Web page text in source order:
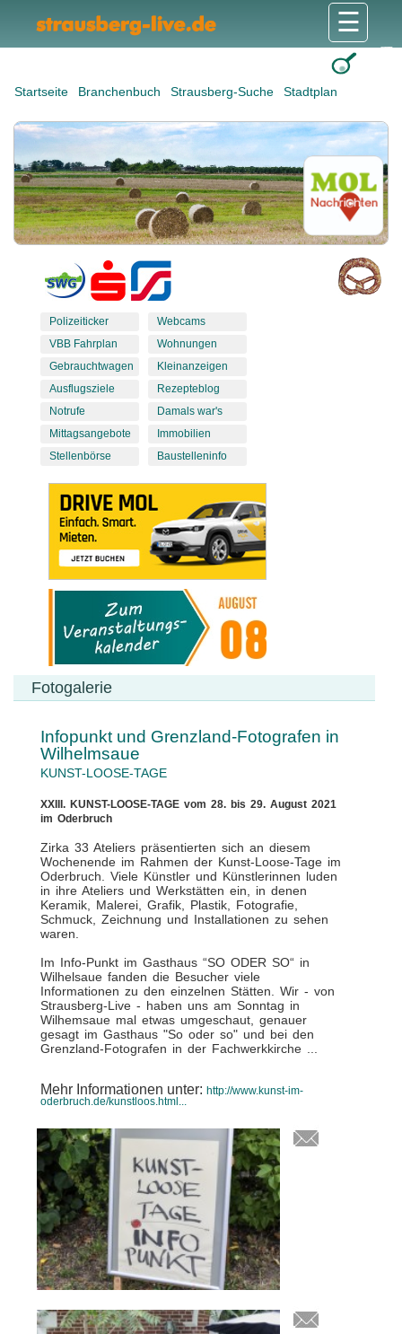
Startseite Branchenbuch Strausberg-Suche Stadtplan
☰
Polizeiticker
VBB Fahrplan
Gebrauchtwagen
Ausflugsziele
Notrufe
Mittagsangebote
Stellenbörse
Webcams
Wohnungen
Kleinanzeigen
Rezepteblog
Damals war's
Immobilien
Baustelleninfo
Fotogalerie
Infopunkt und Grenzland-Fotografen in
Wilhelmsaue
KUNST-LOOSE-TAGE
XXIII. KUNST-LOOSE-TAGE vom 28. bis 29. August 2021
im Oderbruch
Zirka 33 Ateliers präsentierten sich an diesem
Wochenende im Rahmen der Kunst-Loose-Tage im
Oderbruch. Viele Künstler und Künstlerinnen luden
in ihre Ateliers und Werkstätten ein, in denen
Keramik, Malerei, Grafik, Plastik, Fotografie,
Schmuck, Zeichnung und Installationen zu sehen
waren.
Im Info-Punkt im Gasthaus “SO ODER SO“ in
Wilhelsaue fanden die Besucher viele
Informationen zu den einzelnen Stätten. Wir - von
Strausberg-Live - haben uns am Sonntag in
Wilhemsaue mal etwas umgeschaut, genauer
gesagt im Gasthaus "So oder so" und bei den
Grenzland-Fotografen in der Fachwerkkirche ...
Mehr Informationen unter: http://www.kunst-im-
oderbruch.de/kunstloos.html...